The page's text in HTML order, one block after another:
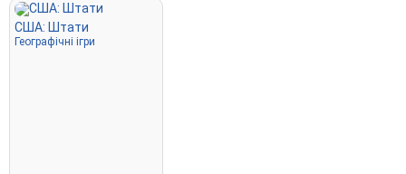
США: Штати
Географічні ігри